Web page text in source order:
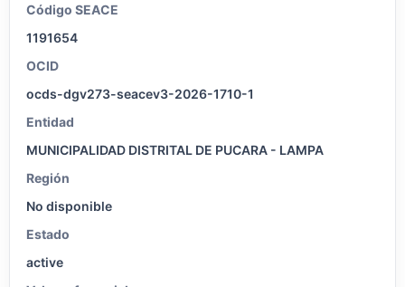
Código SEACE
1191654
OCID
ocds-dgv273-seacev3-2026-1710-1
Entidad
MUNICIPALIDAD DISTRITAL DE PUCARA - LAMPA
Región
No disponible
Estado
active